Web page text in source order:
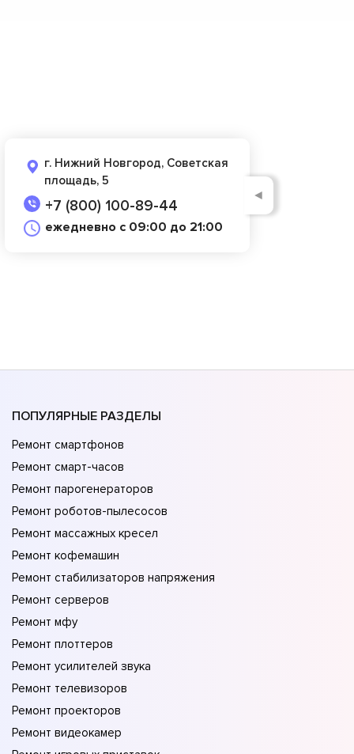
г. Нижний Новгород, Советская
площадь, 5
+7 (800) 100-89-44
ежедневно с 09:00 до 21:00
◄
ПОПУЛЯРНЫЕ РАЗДЕЛЫ
Ремонт смартфонов
Ремонт смарт-часов
Ремонт парогенераторов
Ремонт роботов-пылесосов
Ремонт массажных кресел
Ремонт кофемашин
Ремонт стабилизаторов напряжения
Ремонт серверов
Ремонт мфу
Ремонт плоттеров
Ремонт усилителей звука
Ремонт телевизоров
Ремонт проекторов
Ремонт видеокамер